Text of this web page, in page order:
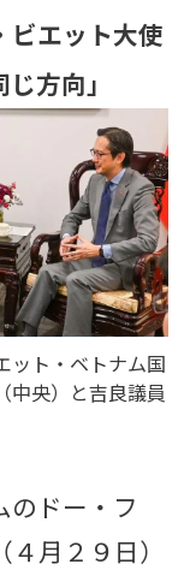
ビエット大使
方向」
ット・ベトナム国
中央）と吉良議員
ドー・フ
月２９日）